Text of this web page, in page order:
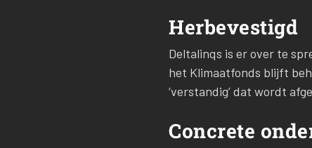
Herbevestigd
Deltalinqs is er over te
het Klimaatfonds blijft
‘verstandig’ dat wordt
Concrete